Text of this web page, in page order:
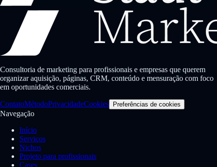
Consultoria de marketing para profissionais e empresas que querem
organizar aquisição, páginas, CRM, conteúdo e mensuração com foco
em oportunidades comerciais.
ContatoMétodoPrivacidadeCookies Preferências de cookies
Navegação
Início
Serviços
Nichos
Projeto para profissionais
Cases